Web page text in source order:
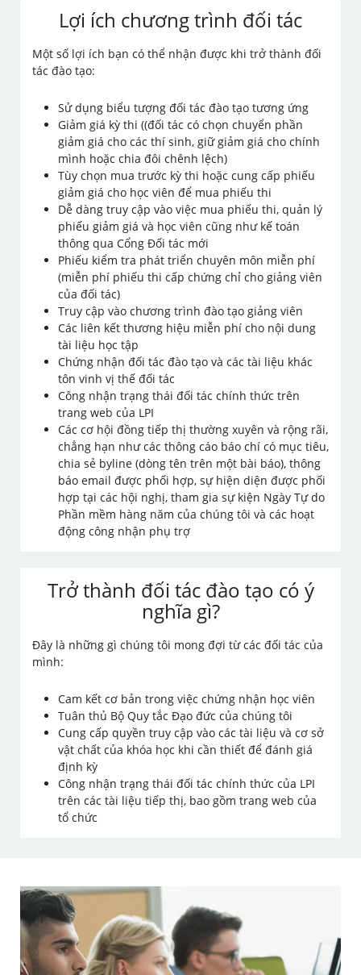
Lợi ích chương trình đối tác
Một số lợi ích bạn có thể nhận được khi trở thành đối
tác đào tạo:
Sử dụng biểu tượng đối tác đào tạo tương ứng
Giảm giá kỳ thi ((đối tác có chọn chuyển phần
giảm giá cho các thí sinh, giữ giảm giá cho chính
mình hoặc chia đôi chênh lệch)
Tùy chọn mua trước kỳ thi hoặc cung cấp phiếu
giảm giá cho học viên để mua phiếu thi
Dễ dàng truy cập vào việc mua phiếu thi, quản lý
phiếu giảm giá và học viên cũng như kế toán
thông qua Cổng Đối tác mới
Phiếu kiểm tra phát triển chuyên môn miễn phí
(miễn phí phiếu thi cấp chứng chỉ cho giảng viên
của đối tác)
Truy cập vào chương trình đào tạo giảng viên
Các liên kết thương hiệu miễn phí cho nội dung
tài liệu học tập
Chứng nhận đối tác đào tạo và các tài liệu khác
tôn vinh vị thế đối tác
Công nhận trạng thái đối tác chính thức trên
trang web của LPI
Các cơ hội đồng tiếp thị thường xuyên và rộng rãi,
chẳng hạn như các thông cáo báo chí có mục tiêu,
chia sẻ byline (dòng tên trên một bài báo), thông
báo email được phối hợp, sự hiện diện được phối
hợp tại các hội nghị, tham gia sự kiện Ngày Tự do
Phần mềm hàng năm của chúng tôi và các hoạt
động công nhận phụ trợ
Trở thành đối tác đào tạo có ý
nghĩa gì?
Đây là những gì chúng tôi mong đợi từ các đối tác của
mình:
Cam kết cơ bản trong việc chứng nhận học viên
Tuân thủ Bộ Quy tắc Đạo đức của chúng tôi
Cung cấp quyền truy cập vào các tài liệu và cơ sở
vật chất của khóa học khi cần thiết để đánh giá
định kỳ
Công nhận trạng thái đối tác chính thức của LPI
trên các tài liệu tiếp thị, bao gồm trang web của
tổ chức